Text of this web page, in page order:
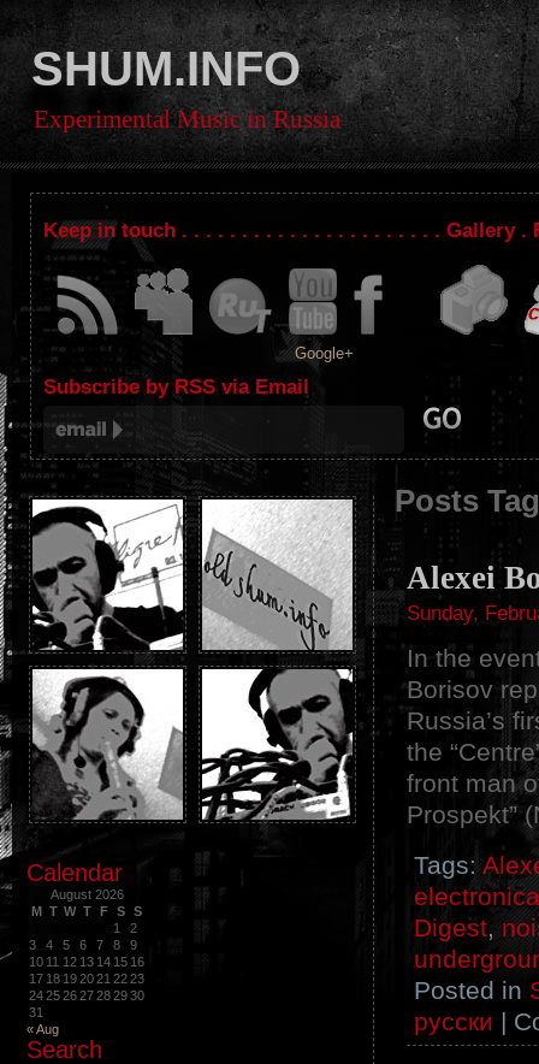
SHUM.INFO
Experimental Music in Russia
Keep in touch . . . . . . . . . . . . . . . . . . . . . . Gallery .
Google+
Subscribe by RSS via Email
Posts
Alexei
Sunday,
In the
Borisov
Russia’s
the
front man
Prospekt”
Tags:
electronica
Digest,
Posted in
русски |
Calendar
August 2026
M T W T F S
S
1
2
3
4 5 6 7 8
9
10 11 12 13 14 15 16
17 18 192021 2223
24252627282930
31
« Aug
Search